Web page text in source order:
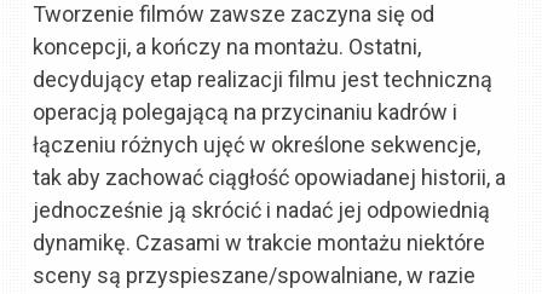
Tworzenie filmów zawsze zaczyna się od
koncepcji, a kończy na montażu. Ostatni,
decydujący etap realizacji filmu jest techniczną
operacją polegającą na przycinaniu kadrów i
łączeniu różnych ujęć w określone sekwencje,
tak aby zachować ciągłość opowiadanej historii, a
jednocześnie ją skrócić i nadać jej odpowiednią
dynamikę. Czasami w trakcie montażu niektóre
sceny są przyspieszane/spowalniane, w razie